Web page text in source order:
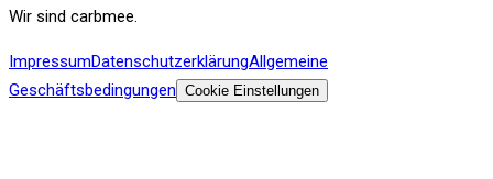
Wir sind carbmee.
ImpressumDatenschutzerklärungAllgemeine
Geschäftsbedingungen Cookie Einstellungen